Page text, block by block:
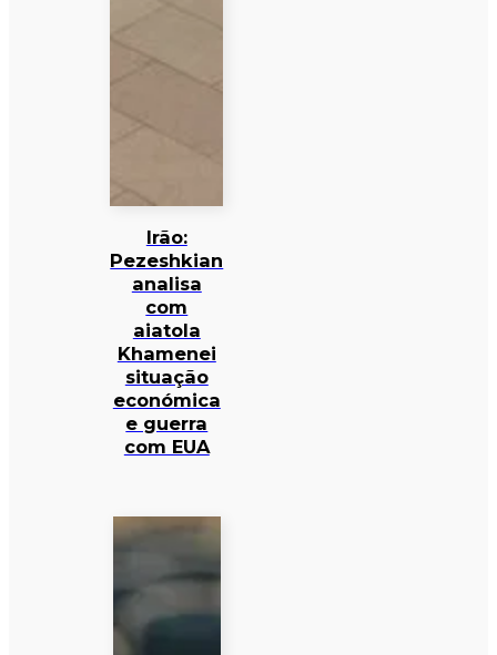
Irão:
Pezeshkian
analisa
com
aiatola
Khamenei
situação
económica
e guerra
com EUA